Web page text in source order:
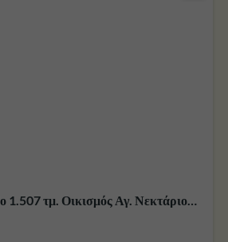
1.507 τμ. Οικισμός Αγ. Νεκτάριου